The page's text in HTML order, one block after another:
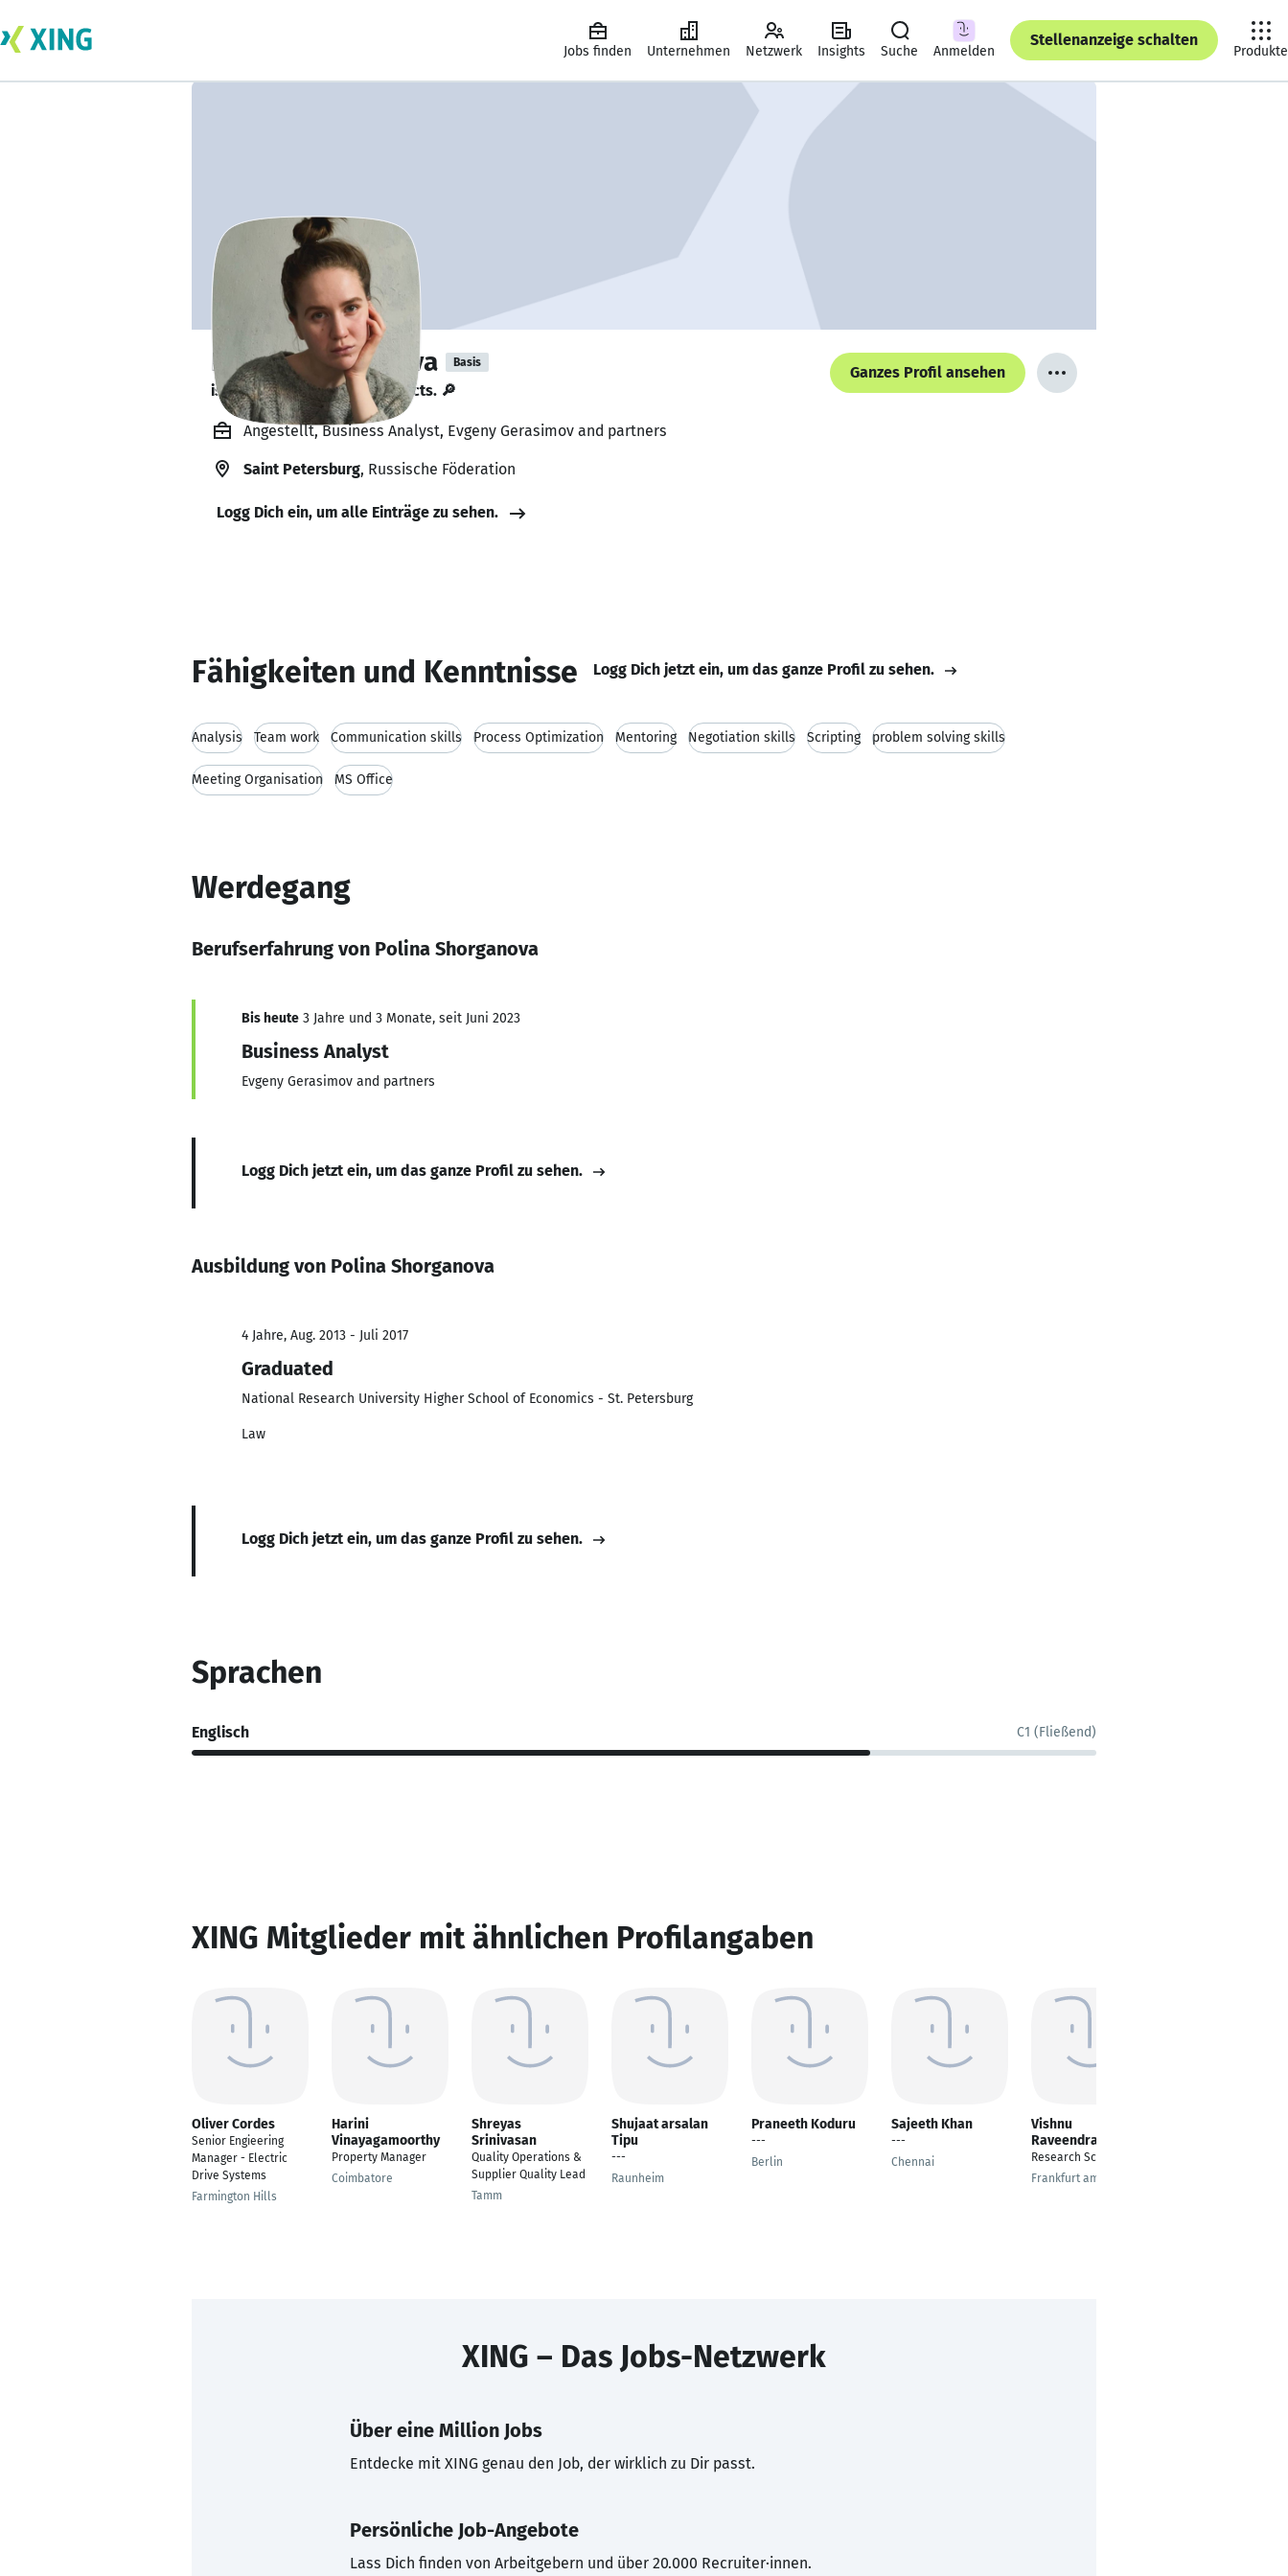
Jobs finden Unternehmen Netzwerk Insights Suche Anmelden
Stellenanzeige schalten
Produkte
Polina Shorganova Basis
is looking for freelance projects. 🔎
Ganzes Profil ansehen
Angestellt, Business Analyst, Evgeny Gerasimov and partners
Saint Petersburg, Russische Föderation
Logg Dich ein, um alle Einträge zu sehen.
Fähigkeiten und Kenntnisse Logg Dich jetzt ein, um das ganze Profil zu sehen.
Analysis Team work Communication skills Process Optimization Mentoring Negotiation skills Scripting problem solving skills
Meeting Organisation MS Office
Werdegang
Berufserfahrung von Polina Shorganova
Bis heute 3 Jahre und 3 Monate, seit Juni 2023
Business Analyst
Evgeny Gerasimov and partners
Logg Dich jetzt ein, um das ganze Profil zu sehen.
Ausbildung von Polina Shorganova
4 Jahre, Aug. 2013 - Juli 2017
Graduated
National Research University Higher School of Economics - St. Petersburg
Law
Logg Dich jetzt ein, um das ganze Profil zu sehen.
Sprachen
Englisch C1 (Fließend)
XING Mitglieder mit ähnlichen Profilangaben
Oliver Cordes
Senior Engieering
Manager - Electric
Drive Systems
Farmington Hills
Harini
Vinayagamoorthy
Property Manager
Coimbatore
Shreyas
Srinivasan
Quality Operations &
Supplier Quality Lead
Tamm
Shujaat arsalan
Tipu
---
Raunheim
Praneeth Koduru
---
Berlin
Sajeeth Khan
---
Chennai
Vishnu
Raveendran
Research Scientist
Frankfurt am Main
XING – Das Jobs-Netzwerk
Über eine Million Jobs
Entdecke mit XING genau den Job, der wirklich zu Dir passt.
Persönliche Job-Angebote
Lass Dich finden von Arbeitgebern und über 20.000 Recruiter·innen.